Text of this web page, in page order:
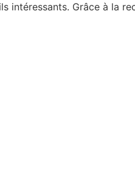
intéressants. Grâce à la